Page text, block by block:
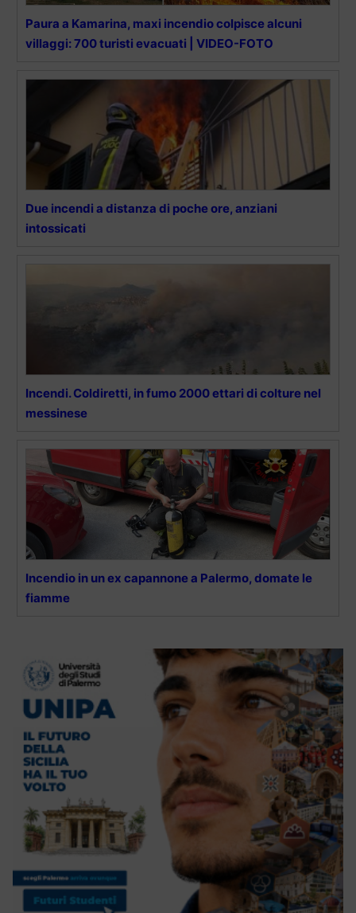
Paura a Kamarina, maxi incendio colpisce alcuni
villaggi: 700 turisti evacuati | VIDEO-FOTO
Due incendi a distanza di poche ore, anziani
intossicati
Incendi. Coldiretti, in fumo 2000 ettari di colture nel
messinese
Incendio in un ex capannone a Palermo, domate le
fiamme